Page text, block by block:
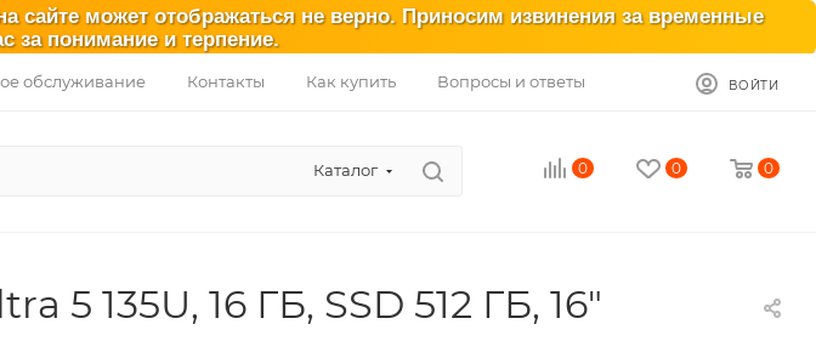
сайте может отображаться не верно. Приносим извинения за временные
за понимание и терпение.
обслуживание Контакты Как купить Вопросы и ответы ВОЙТИ
Каталог 0 0 0
135U, 16 ГБ, SSD 512 ГБ, 16″